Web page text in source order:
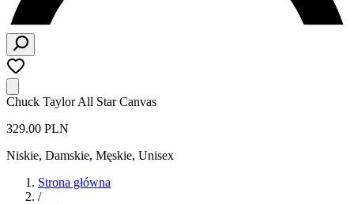
Chuck Taylor All Star Canvas
329.00 PLN
Niskie, Damskie, Męskie, Unisex
Strona główna
/